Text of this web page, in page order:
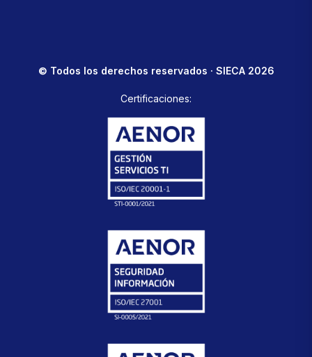
© Todos los derechos reservados · SIECA 2026
Certificaciones: